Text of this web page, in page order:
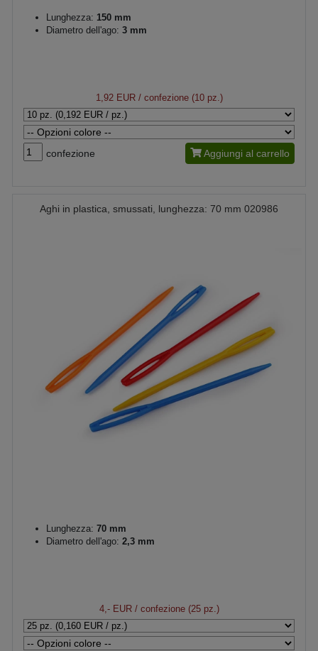
Lunghezza: 150 mm
Diametro dell'ago: 3 mm
1,92 EUR/ confezione (10 pz.)
confezione Aggiungi al carrello
Aghi in plastica, smussati, lunghezza: 70 mm 020986
Lunghezza: 70 mm
Diametro dell'ago: 2,3 mm
4,- EUR/ confezione (25 pz.)